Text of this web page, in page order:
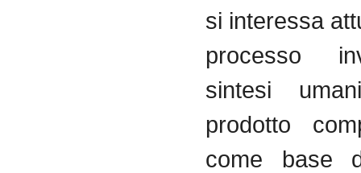
si interessa
processo
sintesi
prodotto
come base